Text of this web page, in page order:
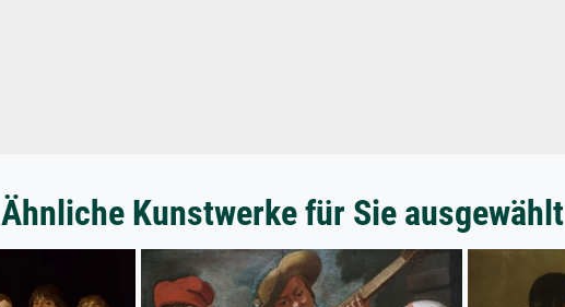
Ähnliche Kunstwerke für Sie ausgewählt